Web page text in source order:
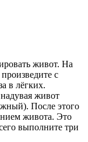
живот. На
с
в лёгких.
живот
После этого
живота. Это
выполните три